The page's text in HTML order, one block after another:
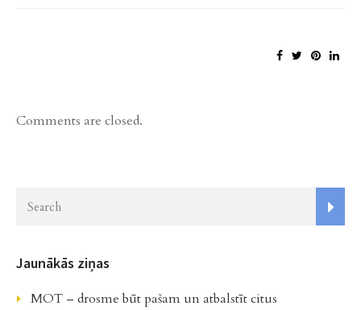
Comments are closed.
Jaunākās ziņas
MOT – drosme būt pašam un atbalstīt citus